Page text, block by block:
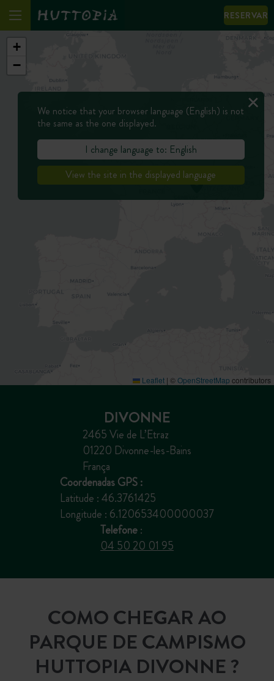
RESERVAR
+
−
Leaflet | ©OpenStreetMap contributors
DIVONNE
2465 Vie de L’Etraz
01220 Divonne-les-Bains
França
Coordenadas GPS :
Latitude : 46.3761425
Longitude : 6.120653400000037
Telefone:
04 50 20 01 95
COMO CHEGAR AO
PARQUE DE CAMPISMO
HUTTOPIA DIVONNE ?
We notice that your browser language (English) is not
the same as the one displayed.
I change language to: English
View the site in the displayed language